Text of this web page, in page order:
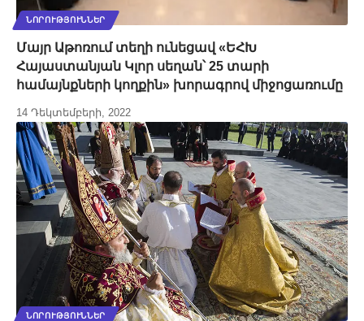
ՆՈՐՈՒԹՅՈՒՆՆԵՐ
Մայր Աթոռում տեղի ունեցավ «ԵՀԽ
Հայաստանյան Կլոր սեղան՝ 25 տարի
համայնքների կողքին» խորագրով միջոցառումը
14 Դեկտեմբերի, 2022
ՆՈՐՈՒԹՅՈՒՆՆԵՐ